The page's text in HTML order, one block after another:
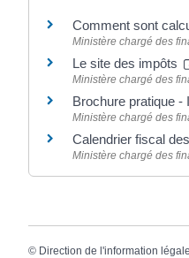
Comment sont
Ministère chargé des
Le site des impôts
Ministère chargé des
Brochure pratique -
Ministère chargé des
Calendrier fiscal
Ministère chargé des
© Direction de l'information